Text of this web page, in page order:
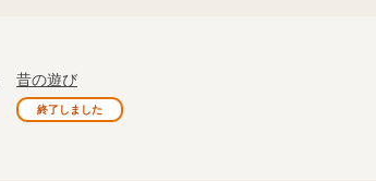
昔の遊び
終了しました